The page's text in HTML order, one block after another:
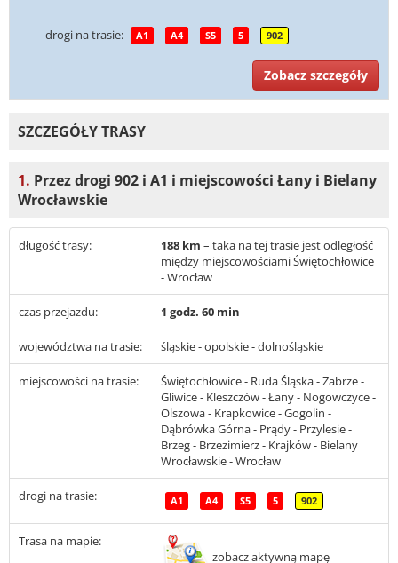
drogi na trasie: A1 A4 S5 5 902
Zobacz szczegóły
SZCZEGÓŁY TRASY
1. Przez drogi 902 i A1 i miejscowości Łany i Bielany
Wrocławskie
długość trasy: 188 km – taka na tej trasie jest odległość
między miejscowościami Świętochłowice
- Wrocław
czas przejazdu: 1 godz. 60 min
województwa na trasie: śląskie - opolskie - dolnośląskie
miejscowości na trasie:
Świętochłowice - Ruda Śląska - Zabrze -
Gliwice - Kleszczów - Łany - Nogowczyce -
Olszowa - Krapkowice - Gogolin -
Dąbrówka Górna - Prądy - Przylesie -
Brzeg - Brzezimierz - Krajków - Bielany
Wrocławskie - Wrocław
drogi na trasie: A1 A4 S5 5 902
Trasa na mapie:
zobacz aktywną mapę